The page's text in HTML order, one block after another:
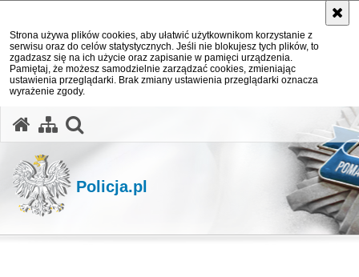
Strona używa plików cookies, aby ułatwić użytkownikom korzystanie z
serwisu oraz do celów statystycznych. Jeśli nie blokujesz tych plików, to
zgadzasz się na ich użycie oraz zapisanie w pamięci urządzenia.
Pamiętaj, że możesz samodzielnie zarządzać cookies, zmieniając
ustawienia przeglądarki. Brak zmiany ustawienia przeglądarki oznacza
wyrażenie zgody.
Policja.pl